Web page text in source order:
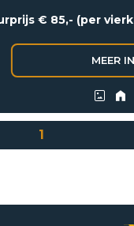
€ 85,- (per
1